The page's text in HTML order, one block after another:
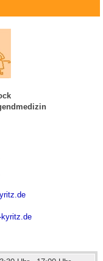
kyritz.de